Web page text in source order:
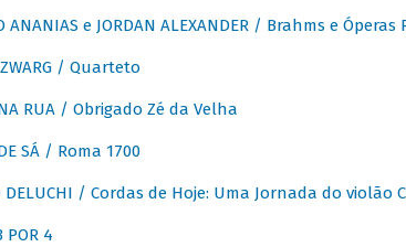
ANANIAS e JORDAN ALEXANDER / Brahms e
ZWARG / Quarteto
RUA / Obrigado Zé da Velha
SÁ / Roma 1700
DELUCHI / Cordas de Hoje: Uma Jornada do violão
POR 4